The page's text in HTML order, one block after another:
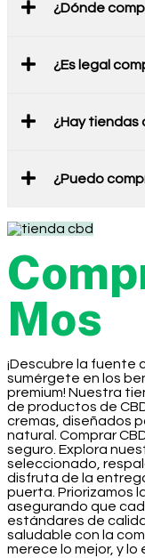
¿Dónde
¿Es legal
¿Hay tiendas
¿Puedo
Mos
¡Descubre la fuente
sumérgete en los
premium! Nuestra
de productos de
cremas, diseñados
natural. Comprar
seguro. Explora
seleccionado,
disfruta de la
puerta. Priorizamos
asegurando que
estándares de
saludable con la
merece lo mejor, y